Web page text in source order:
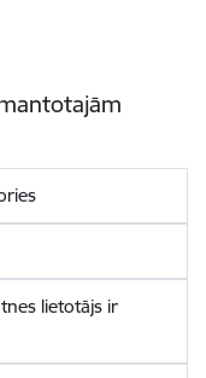
lietotājs ir